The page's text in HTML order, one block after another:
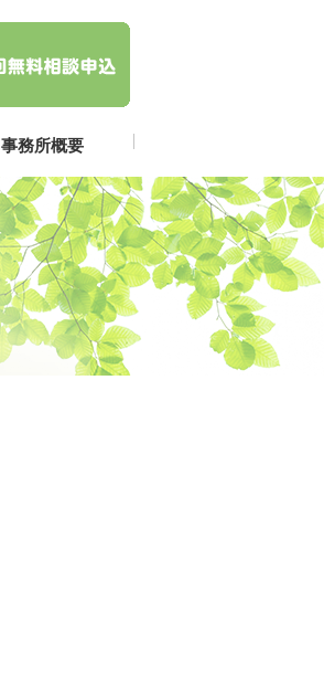
事務所概要